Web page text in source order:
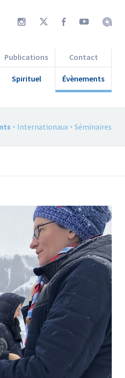
Publications
Spirituel
Contact
Évènements
Internationaux Séminaires